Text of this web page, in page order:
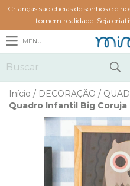
Crianças são cheias de sonhos e é
tornem realidade. Seja
MENU
Início / DECORAÇÃO /
Quadro Infantil Big Coruja